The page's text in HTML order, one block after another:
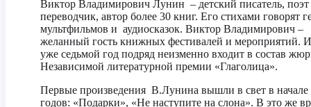
Виктор Владимирович Лунин – детский писатель,
переводчик, автор более 30 книг. Его стихами говорят
мультфильмов и аудиосказок. Виктор Владимирович –
желанный гость книжных фестивалей и мероприятий.
уже седьмой год подряд неизменно входит в состав
Независимой литературной премии «Глаголица».
Первые произведения В.Лунина вышли в свет в начале
годов: «Подарки», «Не наступите на слона». В это же